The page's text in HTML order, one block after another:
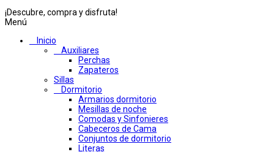
¡Descubre, compra y disfruta!
Menú
Inicio
Auxiliares
Perchas
Zapateros
Sillas
Dormitorio
Armarios dormitorio
Mesillas de noche
Comodas y Sinfonieres
Cabeceros de Cama
Conjuntos de dormitorio
Literas